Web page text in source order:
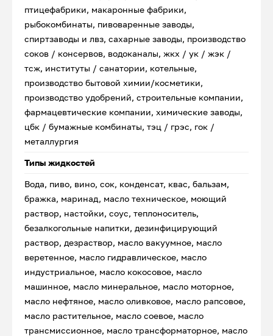
птицефабрики, макаронные фабрики,
рыбокомбинаты, пивоваренные заводы,
спиртзаводы и лвз, сахарные заводы, производство
соков / консервов, водоканалы, жкх / ук / жэк /
тсж, институты / санатории, котельные,
производство бытовой химии/косметики,
производство удобрений, строительные компании,
фармацевтические компании, химические заводы,
цбк / бумажные комбинаты, тэц / грэс, гок /
металлургия
Типы жидкостей
Вода, пиво, вино, сок, конденсат, квас, бальзам,
бражка, маринад, масло техническое, моющий
раствор, настойки, соус, теплоноситель,
безалкогольные напитки, дезинфицирующий
раствор, дезраствор, масло вакуумное, масло
веретенное, масло гидравлическое, масло
индустриальное, масло кокосовое, масло
машинное, масло минеральное, масло моторное,
масло нефтяное, масло оливковое, масло рапсовое,
масло растительное, масло соевое, масло
трансмиссионное, масло трансформаторное, масло